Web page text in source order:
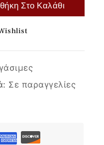
Στο Καλάθι
Σε παραγγελίες